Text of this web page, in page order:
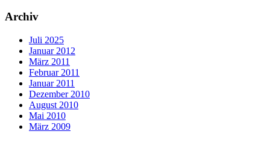
Archiv
Juli 2025
Januar 2012
März 2011
Februar 2011
Januar 2011
Dezember 2010
August 2010
Mai 2010
März 2009